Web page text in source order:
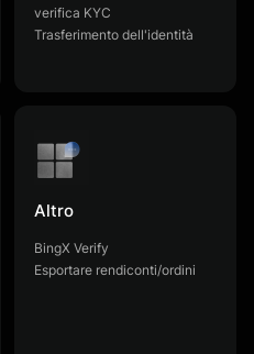
verifica KYC
Trasferimento dell'identità
Altro
BingX Verify
Esportare rendiconti/ordini